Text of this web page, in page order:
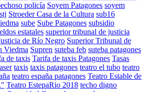
policía Soyem Patagones soyem
stj Stroeder Casa de la Cultura sub16
sube Sube Patagones subsidio
estatales superior tribunal de justicia
de Río Negro Superior Tribunal de
Viedma Supren suteba feb suteba patagones
de taxis Tarifa de taxis Patagones Tasas
taxis taxis patagones teatro el tubo teatro
teatro españa patagones Teatro Estable de
Teatro EstepaRio 2018 techo digno